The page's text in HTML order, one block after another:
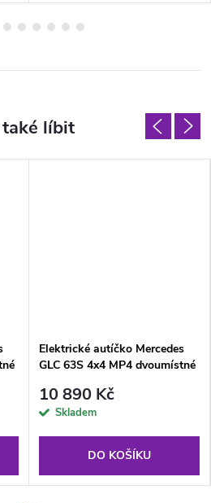
Elektrické autíčko Mercedes
GLC 63S 4x4 MP4 dvoumístné
10 890 Kč
Skladem
DO KOŠÍKU